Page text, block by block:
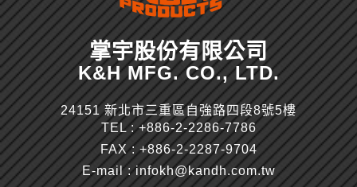
掌宇股份有限公司
K&H MFG. CO., LTD.
24151 新北市三重區自強路四段8號5樓
TEL :+886-2-2286-7786
FAX : +886-2-2287-9704
E-mail :infokh@kandh.com.tw